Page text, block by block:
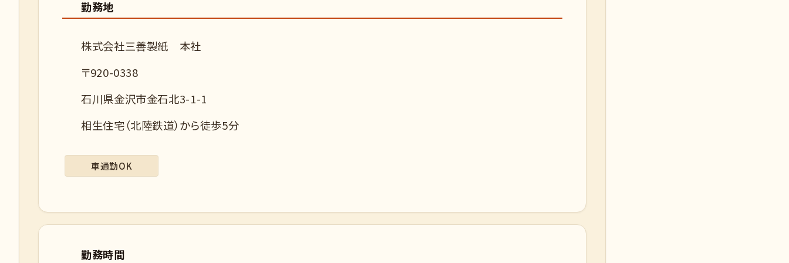
勤務地
株式会社三善製紙 本社
〒920-0338
石川県金沢市金石北3-1-1
相生住宅（北陸鉄道）から徒歩5分
車通勤OK
勤務時間